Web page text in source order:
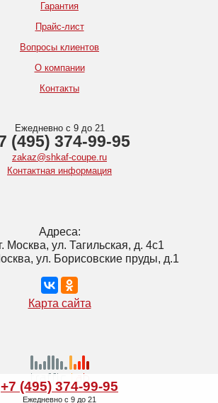
Гарантия
Прайс-лист
Вопросы клиентов
О компании
Контакты
Ежедневно с 9 до 21
(495) 374-99-95
zakaz@shkaf-coupe.ru
Контактная информация
Адреса:
Москва, ул. Тагильская, д. 4с1
ул. Борисовские пруды, д.1
Карта сайта
+7 (495) 374-99-95
Ежедневно с 9 до 21